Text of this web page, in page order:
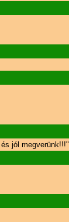
jól megverünk!!!"